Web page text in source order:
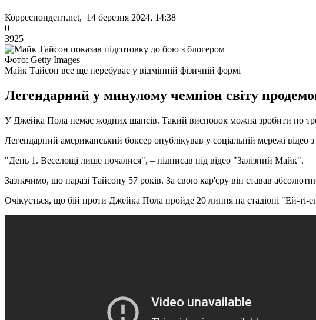
Корреспондент.net, 14 березня 2024, 14:38
0
3925
Фото: Getty Images
Майк Тайсон все ще перебуває у відмінній фізичній формі
Легендарний у минулому чемпіон світу
У Джейка Пола немає жодних шансів. Такий висновок можна зробити по
Легендарний американський боксер опублікував у соціальній мережі відео
"День 1. Веселощі лише почалися", – підписав під відео "Залізний Майк".
Зазначимо, що наразі Тайсону 57 років. За свою кар'єру він ставав
Очікується, що бій проти Джейка Пола пройде 20 липня на стадіоні "Ей-ті-